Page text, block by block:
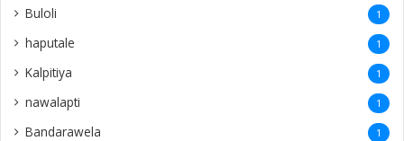
Buloli 1
haputale 1
Kalpitiya 1
nawalapti 1
Bandarawela 1